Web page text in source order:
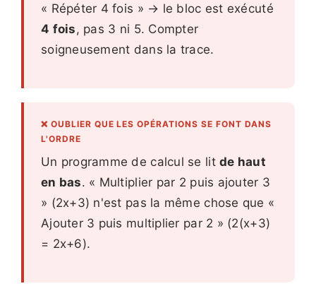
« Répéter 4 fois » → le bloc est exécuté
4 fois , pas 3 ni 5. Compter
soigneusement dans la trace.
❌ OUBLIER QUE LES OPÉRATIONS SE FONT DANS
L'ORDRE
Un programme de calcul se litde haut
en bas. « Multiplier par 2 puis ajouter 3
» (2x+3) n'est pas la même chose que «
Ajouter 3 puis multiplier par 2 » (2(x+3)
= 2x+6).